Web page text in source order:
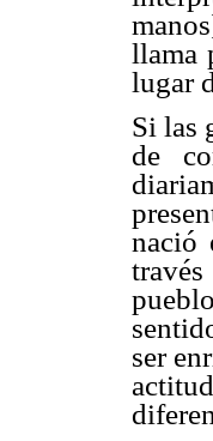
llama
lugar
Si las
de
nació
ser